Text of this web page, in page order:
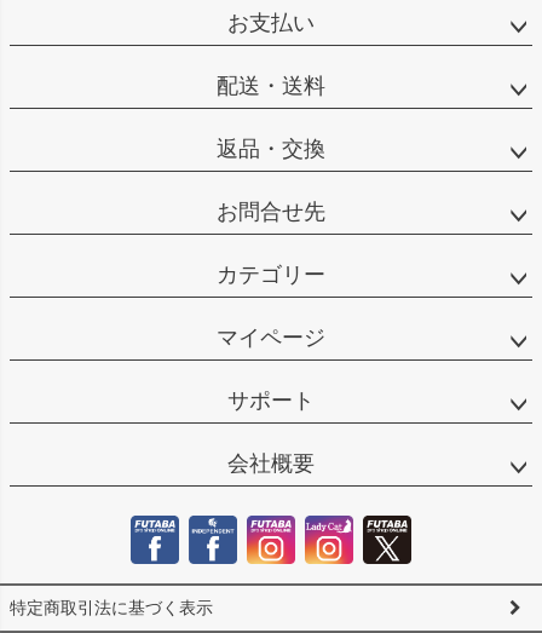
ップ
お支払い
配送・送料
返品・交換
お問合せ先
カテゴリー
マイページ
サポート
会社概要
特定商取引法に基づく表示